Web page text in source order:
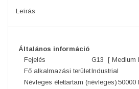
Leírás
Általános információ
Fejelés
G13 [ Medium
Fő alkalmazási területIndustrial
Névleges élettartam (névleges) 50000